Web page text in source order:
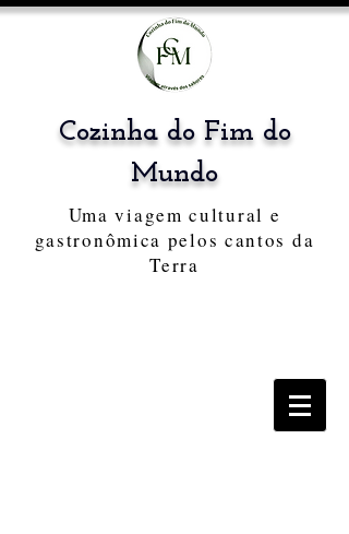
Cozinha do Fim do
Mundo
Uma viagem cultural e
gastronômica pelos cantos da
Terra